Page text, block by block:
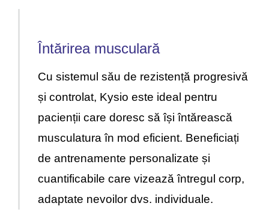
Întărirea musculară
Cu sistemul său de rezistență progresivă
și controlat, Kysio este ideal pentru
pacienții care doresc să își întărească
musculatura în mod eficient. Beneficiați
de antrenamente personalizate și
cuantificabile care vizează întregul corp,
adaptate nevoilor dvs. individuale.